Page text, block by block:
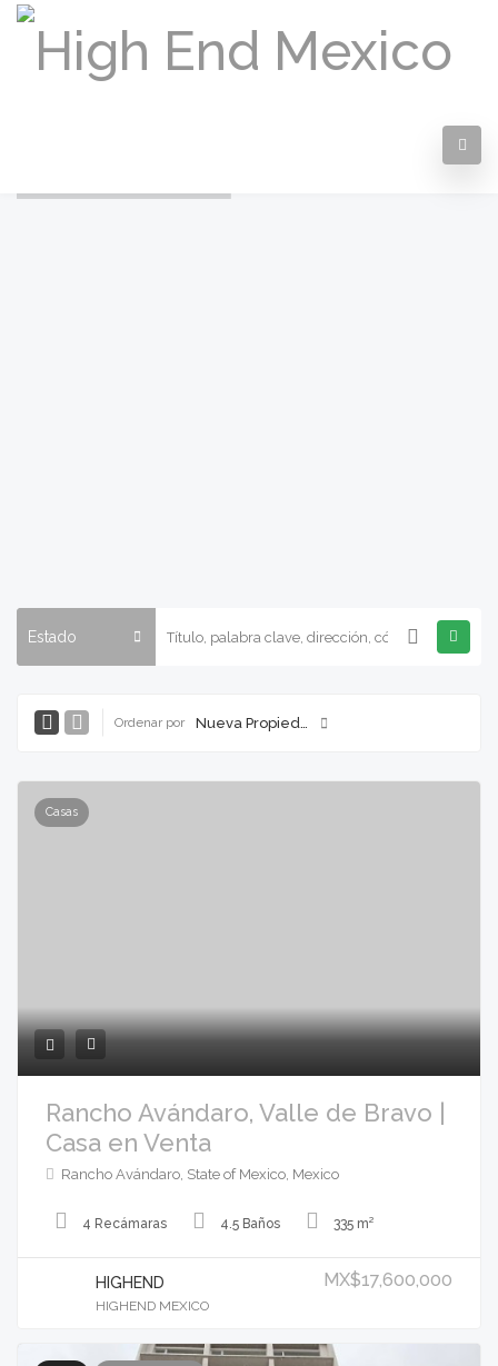
Estado
Ordenar por
Casas
Rancho Avándaro, Valle de Bravo |
Casa en Venta
Rancho Avándaro, State of Mexico, Mexico
4 Recámaras 4.5 Baños 335 m²
HIGHEND
HIGHEND MEXICO
MX$17,600,000